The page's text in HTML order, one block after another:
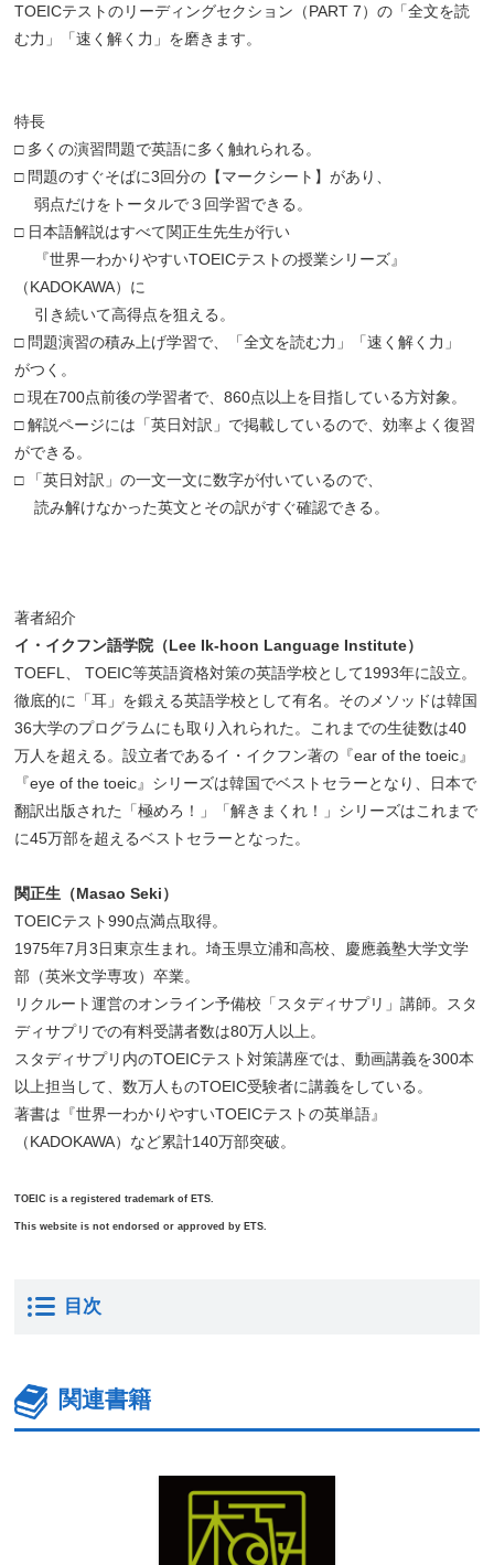
TOEICテストのリーディングセクション（PART 7）の「全文を読
む力」「速く解く力」を磨きます。
特長
□ 多くの演習問題で英語に多く触れられる。
□ 問題のすぐそばに3回分の【マークシート】があり、
弱点だけをトータルで３回学習できる。
□ 日本語解説はすべて関正生先生が行い
『世界一わかりやすいTOEICテストの授業シリーズ』
（KADOKAWA）に
引き続いて高得点を狙える。
□ 問題演習の積み上げ学習で、「全文を読む力」「速く解く力」
がつく。
□ 現在700点前後の学習者で、860点以上を目指している方対象。
□ 解説ページには「英日対訳」で掲載しているので、効率よく復習
ができる。
□ 「英日対訳」の一文一文に数字が付いているので、
読み解けなかった英文とその訳がすぐ確認できる。
著者紹介
イ・イクフン語学院（Lee Ik-hoon Language Institute）
TOEFL、 TOEIC等英語資格対策の英語学校として1993年に設立。
徹底的に「耳」を鍛える英語学校として有名。そのメソッドは韓国
36大学のプログラムにも取り入れられた。これまでの生徒数は40
万人を超える。設立者であるイ・イクフン著の『ear of the toeic』
『eye of the toeic』シリーズは韓国でベストセラーとなり、日本で
翻訳出版された「極めろ！」「解きまくれ！」シリーズはこれまで
に45万部を超えるベストセラーとなった。
関正生（Masao Seki）
TOEICテスト990点満点取得。
1975年7月3日東京生まれ。埼玉県立浦和高校、慶應義塾大学文学
部（英米文学専攻）卒業。
リクルート運営のオンライン予備校「スタディサプリ」講師。スタ
ディサプリでの有料受講者数は80万人以上。
スタディサプリ内のTOEICテスト対策講座では、動画講義を300本
以上担当して、数万人ものTOEIC受験者に講義をしている。
著書は『世界一わかりやすいTOEICテストの英単語』
（KADOKAWA）など累計140万部突破。
TOEIC is a registered trademark of ETS.
This website is not endorsed or approved by ETS.
目次
関連書籍